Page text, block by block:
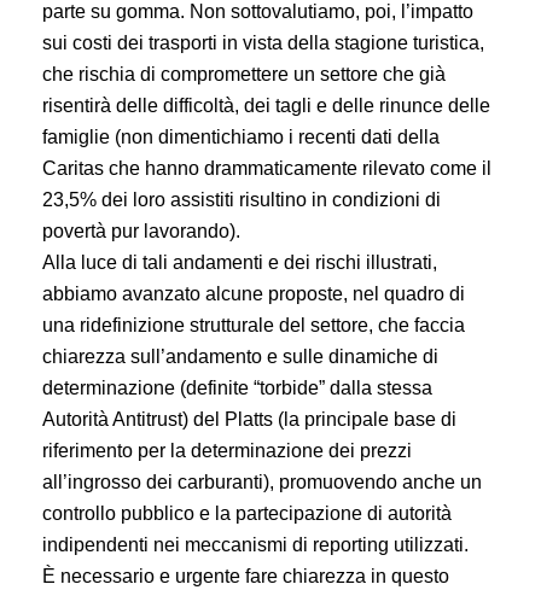
parte su gomma. Non sottovalutiamo, poi, l’impatto
sui costi dei trasporti in vista della stagione turistica,
che rischia di compromettere un settore che già
risentirà delle difficoltà, dei tagli e delle rinunce delle
famiglie (non dimentichiamo i recenti dati della
Caritas che hanno drammaticamente rilevato come il
23,5% dei loro assistiti risultino in condizioni di
povertà pur lavorando).
Alla luce di tali andamenti e dei rischi illustrati,
abbiamo avanzato alcune proposte, nel quadro di
una ridefinizione strutturale del settore, che faccia
chiarezza sull’andamento e sulle dinamiche di
determinazione (definite “torbide” dalla stessa
Autorità Antitrust) del Platts (la principale base di
riferimento per la determinazione dei prezzi
all’ingrosso dei carburanti), promuovendo anche un
controllo pubblico e la partecipazione di autorità
indipendenti nei meccanismi di reporting utilizzati.
È necessario e urgente fare chiarezza in questo